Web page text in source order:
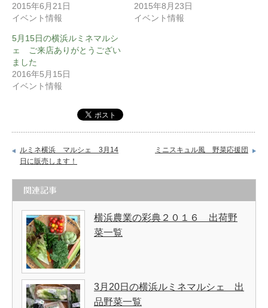
2015年6月21日
イベント情報
2015年8月23日
イベント情報
5月15日の横浜ルミネマルシ
ェ ご来店ありがとうござい
ました
2016年5月15日
イベント情報
ルミネ横浜 マルシェ 3月14
日に販売します！
ミニスキュル風 野菜応援団
関連記事
横浜農業の彩典２０１６ 出荷野
菜一覧
3月20日の横浜ルミネマルシェ 出
品野菜一覧